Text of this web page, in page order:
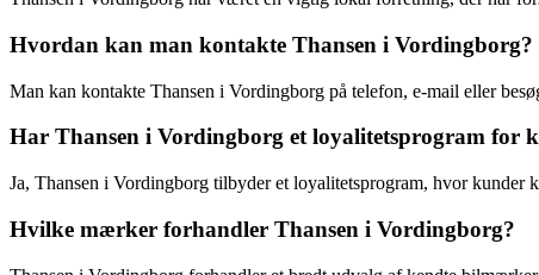
Hvordan kan man kontakte Thansen i Vordingborg?
Man kan kontakte Thansen i Vordingborg på telefon, e-mail eller
Har Thansen i Vordingborg et loyalitetsprogram for
Ja, Thansen i Vordingborg tilbyder et loyalitetsprogram, hvor kunder
Hvilke mærker forhandler Thansen i Vordingborg?